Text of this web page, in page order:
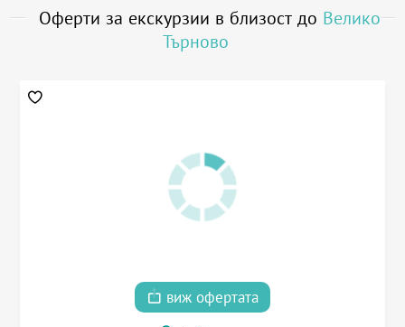
Оферти за екскурзии в близост до Велико
Търново
виж офертата